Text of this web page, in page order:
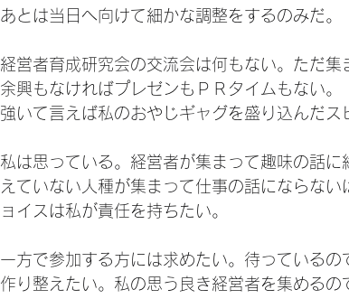
あとは当日へ向けて細かな調整をするのみだ。
経営者育成研究会の交流会は何もない。ただ集
余興もなければプレゼンもＰＲタイムもない。
強いて言えば私のおやじギャグを盛り込んだス
私は思っている。経営者が集まって趣味の話
えていない人種が集まって仕事の話にならな
ョイスは私が責任を持ちたい。
一方で参加する方には求めたい。待っている
作り整えたい。私の思う良き経営者を集める